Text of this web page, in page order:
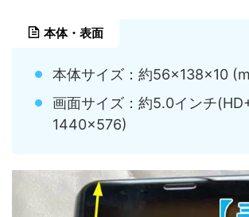
本体・表面
本体サイズ：約56×138×10
画面サイズ：約5.0インチ
1440×576)